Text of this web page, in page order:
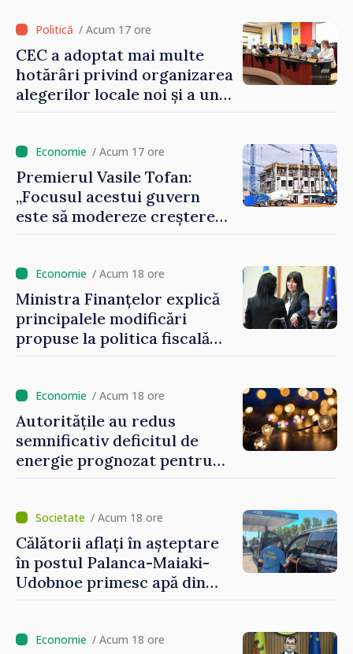
la buget / Acum 17 ore
CEC a adoptat mai multe
hotărâri privind organizarea
alegerilor locale noi și a unui
/ Acum 17 ore
Premierul Vasile Tofan:
„Focusul acestui guvern
este să modereze creșterea
/ Acum 18 ore
Ministra Finanțelor explică
principalele modificări
propuse la politica fiscală
/ Acum 18 ore
Autoritățile au redus
semnificativ deficitul de
energie prognozat pentru
/ Acum 18 ore
Călătorii aflați în așteptare
în postul Palanca-Maiaki-
Udobnoe primesc apă din
/ Acum 18 ore